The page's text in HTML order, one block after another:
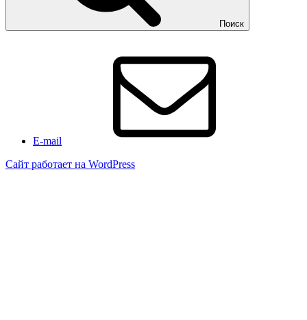
Поиск
E-mail
Сайт работает на WordPress